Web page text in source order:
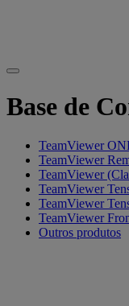
Base de
TeamViewer
TeamViewer
TeamViewer
TeamViewer
TeamViewer
TeamViewer
Outros produtos